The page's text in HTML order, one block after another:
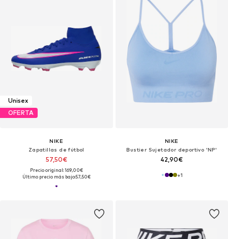
Unisex
OFERTA
NIKE
Zapatillas de fútbol
57,50€
Precio original: 169,00€
Último precio más bajo:57,50€
NIKE
Bustier Sujetador deportivo 'NP'
42,90€
+1